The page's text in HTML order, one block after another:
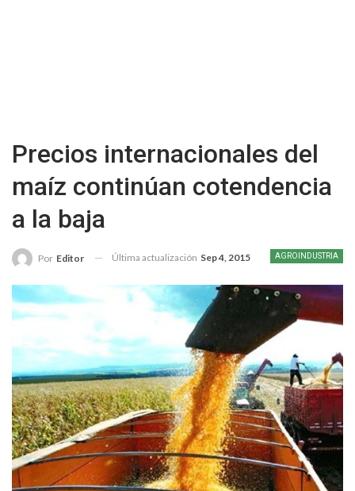
Precios internacionales del
maíz continúan cotendencia
a la baja
AGROINDUSTRIA
Por Editor Última actualización Sep 4, 2015